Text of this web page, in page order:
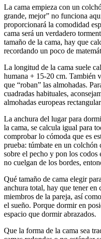
La cama empieza con un
grande, mejor” no funciona
proporcionará la comodidad
cama será un verdadero
tamaño de la cama, hay que
recordando un poco de
La longitud de la cama suele
humana + 15-20 cm. También
que “roban” las almohadas.
cuadradas habituales,
almohadas europeas
La anchura del lugar para
la cama, se calcula igual para
comprobar lo cómoda que es
prueba: túmbate en un colchón
sobre el pecho y pon los codos
no cuelgan de los bordes,
Qué tamaño de cama elegir
anchura total, hay que tener
miembros de la pareja, así
el sueño. Porque dormir en
espacio que dormir abrazados.
Que la forma de la cama sea